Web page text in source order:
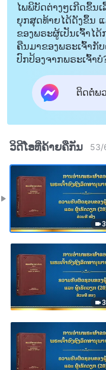
ໄພພິບັດຕ່າງໆເກີດຂຶ້ນ
ຍຸກສຸດທ້າຍໄດ້ດັງຂຶ້ນ
ຂອງພຣະຜູ້ເປັນເຈົ້າໄ
ຄືນມາຂອງພຣະເຈົ້າກັ
ປົກປ້ອງຈາກພຣະເຈົ້າບໍ
ຕິດຕໍ່ພ
ວິດີໂອທີ່ຄ້າຍຄືກັນ 53/